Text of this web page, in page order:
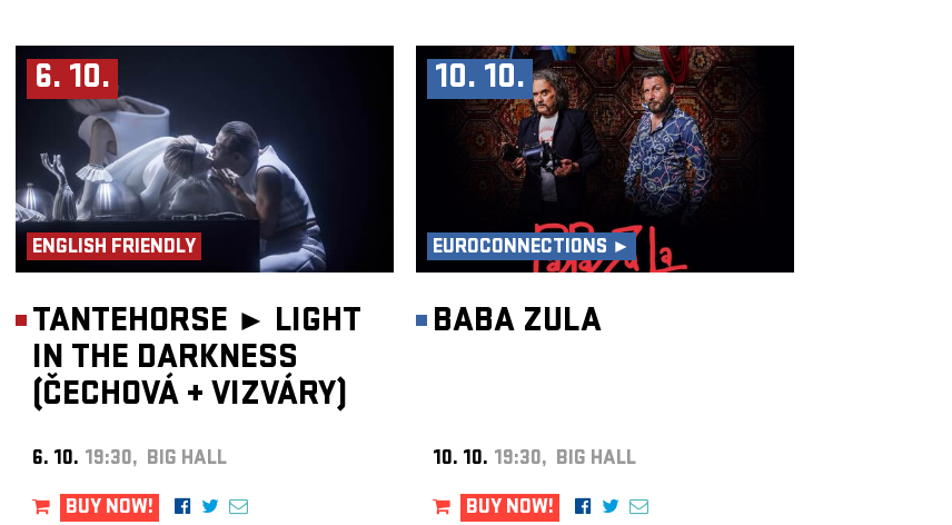
6. 10.
ENGLISH FRIENDLY
TANTEHORSE ► LIGHT
IN THE DARKNESS
(ČECHOVÁ + VIZVÁRY)
6. 10. 19:30, BIG HALL
BUY NOW!
10. 10.
EUROCONNECTIONS ►
BABA ZULA
10. 10. 19:30, BIG HALL
BUY NOW!